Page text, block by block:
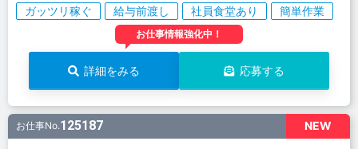
ガッツリ稼ぐ
給与前渡し 社員食堂あり 簡単作業
お仕事情報強化中！
詳細をみる 応募する
NEW
お仕事No.125187